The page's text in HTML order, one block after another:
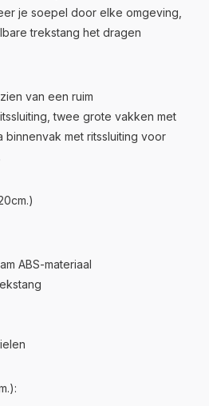
je soepel door elke omgeving,
trekstang het dragen
van een ruim
twee grote vakken met
binnenvak met ritssluiting voor
ABS-materiaal